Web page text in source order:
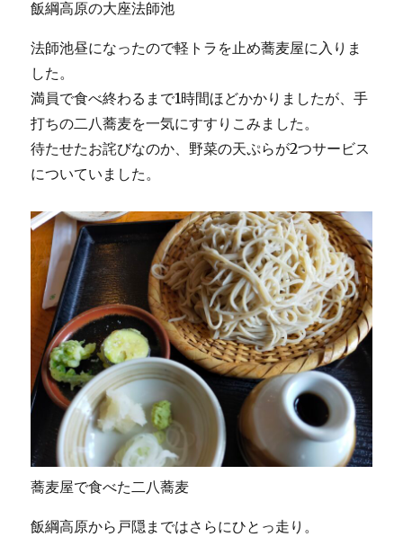
飯綱高原の大座法師池
法師池昼になったので軽トラを止め蕎麦屋に入りま
した。
満員で食べ終わるまで1時間ほどかかりましたが、手
打ちの二八蕎麦を一気にすすりこみました。
待たせたお詫びなのか、野菜の天ぷらが2つサービス
についていました。
蕎麦屋で食べた二八蕎麦
飯綱高原から戸隠まではさらにひとっ走り。